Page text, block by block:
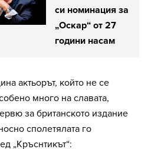
си номинация за
„Оскар“ от 27
години насам
актьорът, който не се
много на славата,
за британското издание
сполетялата го
„Кръснтикът“: